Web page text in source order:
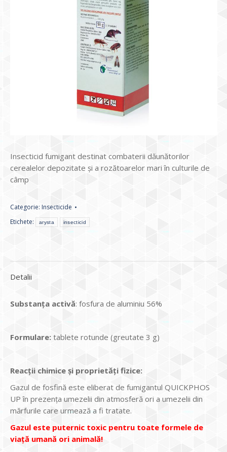
Insecticid fumigant destinat combaterii dăunătorilor
cerealelor depozitate și a rozătoarelor mari în culturile de
câmp
Categorie: Insecticide
Etichete:
arysta insecticid
Detalii
Substanța activă: fosfura de aluminiu 56%
Formulare: tablete rotunde (greutate 3 g)
Reacții chimice și proprietăți fizice:
Gazul de fosfină este eliberat de fumigantul QUICKPHOS
UP în prezența umezelii din atmosferă ori a umezelii din
mărfurile care urmează a fi tratate.
Gazul este puternic toxic pentru toate formele de
viață umană ori animală!